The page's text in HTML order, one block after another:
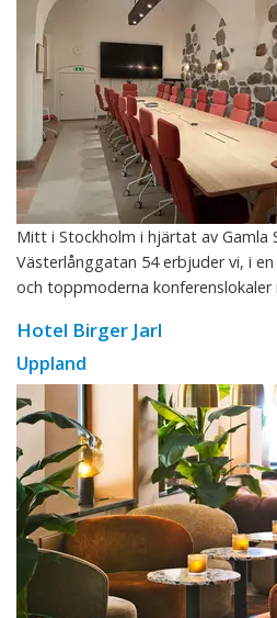
Mitt i Stockholm i hjärtat av Gamla
Västerlånggatan 54 erbjuder vi, i
och toppmoderna konferenslokaler
Hotel Birger Jarl
Uppland